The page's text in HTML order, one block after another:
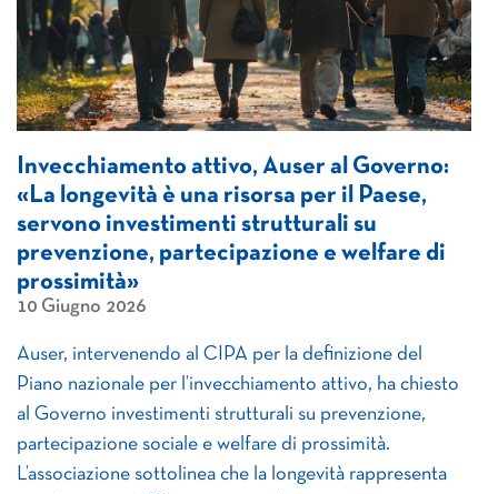
Invecchiamento attivo, Auser al Governo:
«La longevità è una risorsa per il Paese,
servono investimenti strutturali su
prevenzione, partecipazione e welfare di
prossimità»
10 Giugno 2026
Auser, intervenendo al CIPA per la definizione del
Piano nazionale per l’invecchiamento attivo, ha chiesto
al Governo investimenti strutturali su prevenzione,
partecipazione sociale e welfare di prossimità.
L’associazione sottolinea che la longevità rappresenta